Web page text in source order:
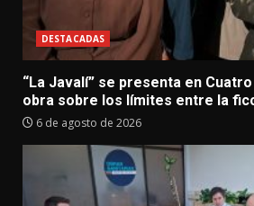
DESTACADAS
“La Javalí” se presenta en
obra sobre los límites entre la
6 de agosto de 2026